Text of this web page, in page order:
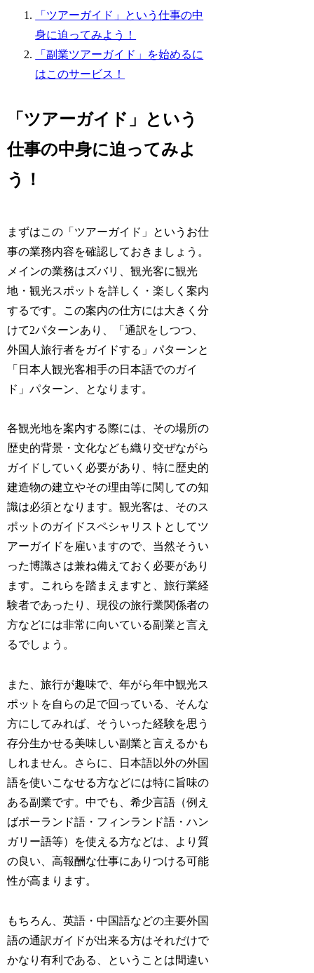
「ツアーガイド」という仕事の中
身に迫ってみよう！
「副業ツアーガイド」を始めるに
はこのサービス！
「ツアーガイド」という
仕事の中身に迫ってみよ
う！
まずはこの「ツアーガイド」というお仕
事の業務内容を確認しておきましょう。
メインの業務はズバリ、観光客に観光
地・観光スポットを詳しく・楽しく案内
するです。この案内の仕方には大きく分
けて2パターンあり、「通訳をしつつ、
外国人旅行者をガイドする」パターンと
「日本人観光客相手の日本語でのガイ
ド」パターン、となります。
各観光地を案内する際には、その場所の
歴史的背景・文化なども織り交ぜながら
ガイドしていく必要があり、特に歴史的
建造物の建立やその理由等に関しての知
識は必須となります。観光客は、そのス
ポットのガイドスペシャリストとしてツ
アーガイドを雇いますので、当然そうい
った博識さは兼ね備えておく必要があり
ます。これらを踏まえますと、旅行業経
験者であったり、現役の旅行業関係者の
方などには非常に向いている副業と言え
るでしょう。
また、旅行が趣味で、年がら年中観光ス
ポットを自らの足で回っている、そんな
方にしてみれば、そういった経験を思う
存分生かせる美味しい副業と言えるかも
しれません。さらに、日本語以外の外国
語を使いこなせる方などには特に旨味の
ある副業です。中でも、希少言語（例え
ばポーランド語・フィンランド語・ハン
ガリー語等）を使える方などは、より質
の良い、高報酬な仕事にありつける可能
性が高まります。
もちろん、英語・中国語などの主要外国
語の通訳ガイドが出来る方はそれだけで
かなり有利である、ということは間違い